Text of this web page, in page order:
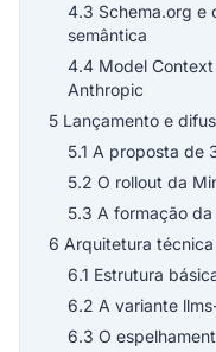
4.3 Schema.org e
semântica
4.4 Model
Anthropic
5 Lançamento e
5.1 A proposta de
5.2 O rollout da
5.3 A formação
6 Arquitetura
6.1 Estrutura
6.2 A variante
6.3 O